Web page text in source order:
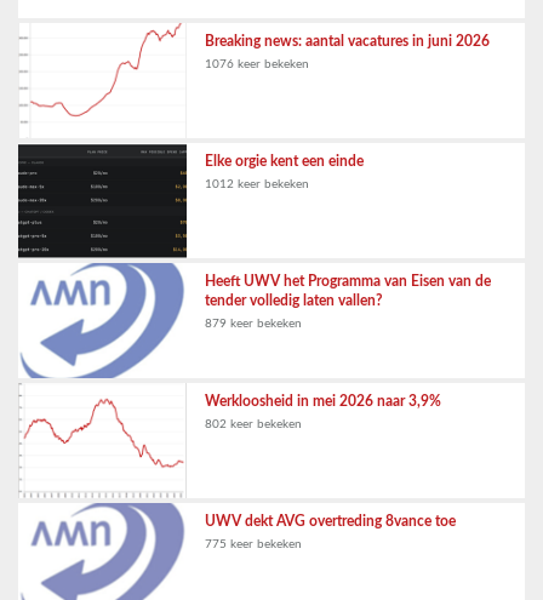
Breaking news: aantal vacatures in juni 2026
1076 keer bekeken
Elke orgie kent een einde
1012 keer bekeken
Heeft UWV het Programma van Eisen van de
tender volledig laten vallen?
879 keer bekeken
Werkloosheid in mei 2026 naar 3,9%
802 keer bekeken
UWV dekt AVG overtreding 8vance toe
775 keer bekeken